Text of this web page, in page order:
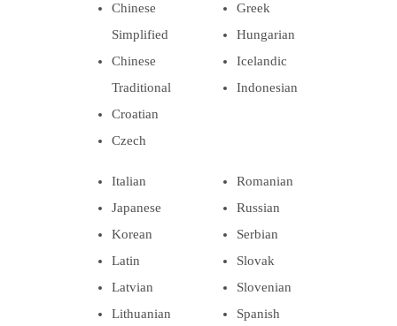
Chinese
Simplified
Chinese
Traditional
Croatian
Czech
Greek
Hungarian
Icelandic
Indonesian
Italian
Japanese
Korean
Latin
Latvian
Lithuanian
Romanian
Russian
Serbian
Slovak
Slovenian
Spanish